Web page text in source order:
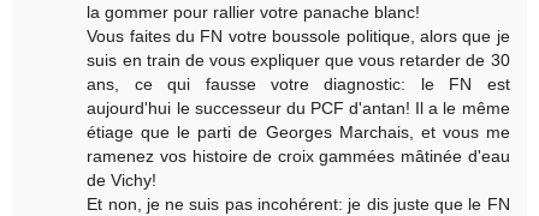
la gommer pour rallier votre panache blanc!
Vous faites du FN votre boussole politique, alors que je
suis en train de vous expliquer que vous retarder de 30
ans, ce qui fausse votre diagnostic: le FN est
aujourd'hui le successeur du PCF d'antan! Il a le même
étiage que le parti de Georges Marchais, et vous me
ramenez vos histoire de croix gammées mâtinée d'eau
de Vichy!
Et non, je ne suis pas incohérent: je dis juste que le FN